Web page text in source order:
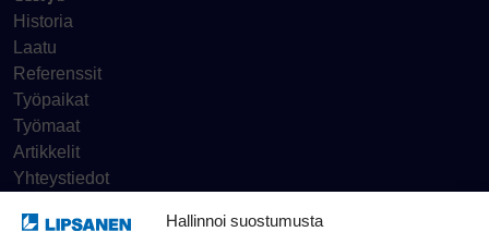
Hallinnoi suostumusta
Historia
Laatu
Referenssit
Työpaikat
Työmaat
Artikkelit
Yhteystiedot